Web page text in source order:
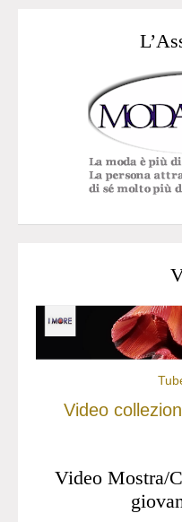
Video
Video Mostra/